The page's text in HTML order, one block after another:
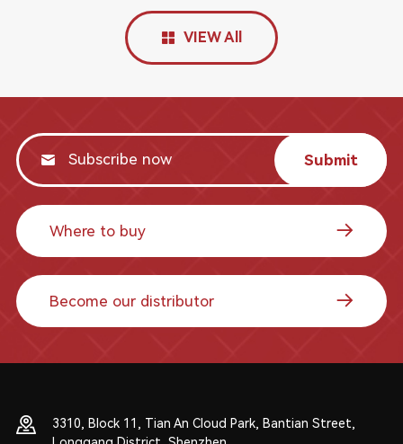
VIEW All
Submit
Where to buy
Become our distributor
3310, Block 11, Tian An Cloud Park, Bantian Street,